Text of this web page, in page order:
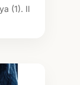
(1). Il